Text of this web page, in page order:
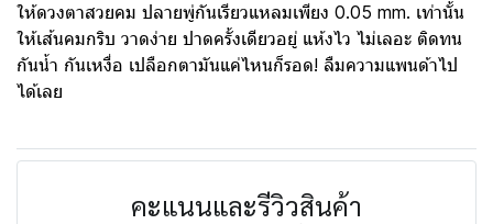
ให้ดวงตาสวยคม ปลายพู่กันเรียวแหลมเพียง 0.05 mm. เท่านั้น
ให้เส้นคมกริบ วาดง่าย ปาดครั้งเดียวอยู่ แห้งไว ไม่เลอะ ติดทน
กันน้ำ กันเหงื่อ เปลือกตามันแค่ไหนก็รอด! ลืมความแพนด้าไป
ได้เลย
คะแนนและรีวิวสินค้า